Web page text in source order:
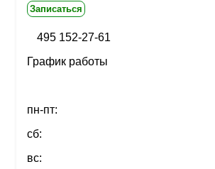
Записаться
495 152-27-61
График работы
пн-пт:
сб:
вс: